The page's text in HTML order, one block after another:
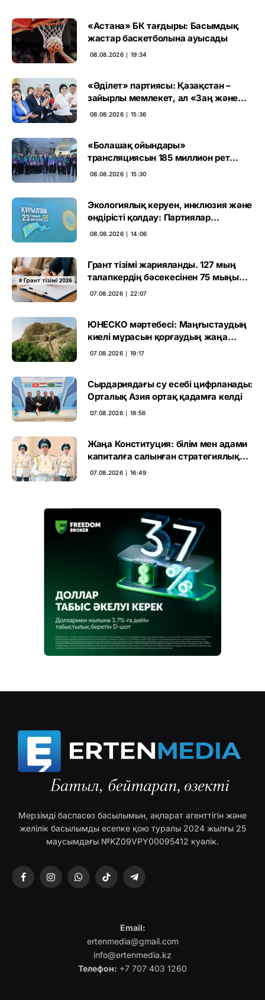
«Астана» БК тағдыры: Басымдық
жастар баскетболына ауысады
08.08.2026 ∣ 19:34
«Әділет» партиясы: Қазақстан –
зайырлы мемлекет, ал «Заң және
тәртіп» қағидаты баршаға міндетті
08.08.2026 ∣ 15:36
«Болашақ ойындары»
трансляциясын 185 миллион рет
көрген
08.08.2026 ∣ 15:30
Экологиялық керуен, инклюзия және
өндірісті қолдау: Партиялар
өңірлерде қандай мәселе көтерді
08.08.2026 ∣ 14:06
Грант тізімі жарияланды. 127 мың
талапкердің бәсекесінен 75 мыңы
өтті
07.08.2026 ∣ 22:07
ЮНЕСКО мәртебесі: Маңғыстаудың
киелі мұрасын қорғаудың жаңа
кезеңі басталды
07.08.2026 ∣ 19:17
Сырдариядағы су есебі цифрланады:
Орталық Азия ортақ қадамға келді
07.08.2026 ∣ 18:56
Жаңа Конституция: білім мен адами
капиталға салынған стратегиялық
негіз
07.08.2026 ∣ 16:49
Мерзімді баспасөз басылымын, ақпарат агенттігін және
желілік басылымды есепке қою туралы 2024 жылғы 25
маусымдағы №KZ09VPY00095412 куәлік.
FacebookInstagramWhatsAppTikTok Telegram
Email:
ertenmedia@gmail.com
info@ertenmedia.kz
Телефон: +7 707 403 1260